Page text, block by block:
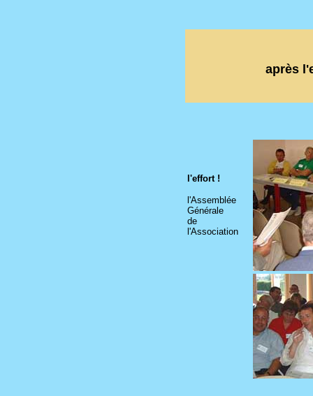
après
l'effort !
l'Assemblée
Générale
de
l'Association